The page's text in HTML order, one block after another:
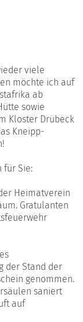
viele
möchte ich auf
ab
sowie
Kloster Drübeck
Kneipp-
für Sie:
Heimatverein
Gratulanten
der Stand der
genommen.
saniert
auf